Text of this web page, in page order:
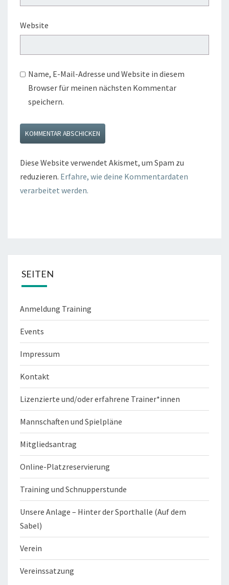
Website
Name, E-Mail-Adresse und Website in diesem
Browser für meinen nächsten Kommentar
speichern.
Diese Website verwendet Akismet, um Spam zu
reduzieren. Erfahre, wie deine Kommentardaten
verarbeitet werden.
SEITEN
Anmeldung Training
Events
Impressum
Kontakt
Lizenzierte und/oder erfahrene Trainer*innen
Mannschaften und Spielpläne
Mitgliedsantrag
Online-Platzreservierung
Training und Schnupperstunde
Unsere Anlage – Hinter der Sporthalle (Auf dem
Sabel)
Verein
Vereinssatzung